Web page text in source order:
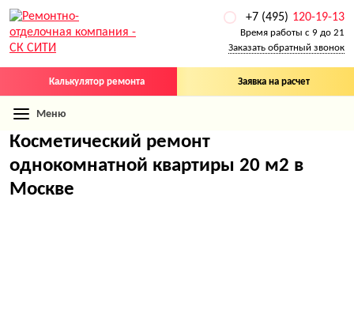
Калькулятор ремонта Заявка на расчет
+7 (495) 120-19-13
Время работы с 9 до 21
Заказать обратный звонок
Меню
Косметический ремонт
однокомнатной квартиры 20 м2 в
Москве